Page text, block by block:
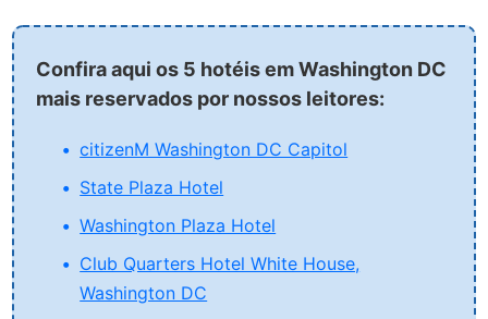
Confira aqui os 5 hotéis em Washington DC
mais reservados por nossos leitores:
citizenM Washington DC Capitol
State Plaza Hotel
Washington Plaza Hotel
Club Quarters Hotel White House,
Washington DC